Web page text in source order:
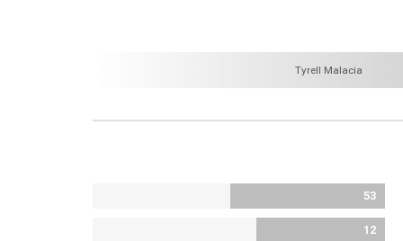
Tyrell Malacia
53
12